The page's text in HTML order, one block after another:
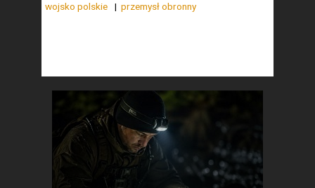
wojsko polskie
przemysł obronny